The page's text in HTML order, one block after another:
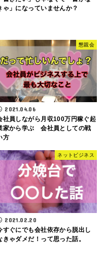
ゃ」になっていませんか？
懇親会
2021.04.06
社員しながら月収100万円稼ぐ起
家から学ぶ 会社員としての戦
方
ネットビジネス
2021.02.20
すぐにでも会社依存から脱出し
きゃダメだ！って思った話。